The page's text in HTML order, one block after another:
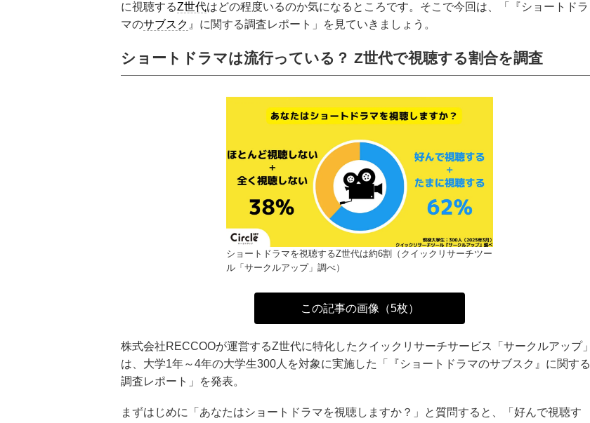
に視聴するZ世代はどの程度いるのか気になるところです。そこで今回は、「『ショートドラ
マのサブスク 』に関する調査レポート」を見ていきましょう。
ショートドラマは流行っている？ Z世代で視聴する割合を調査
ショートドラマを視聴するZ世代は約6割（クイックリサーチツー
ル「サークルアップ」調べ）
この記事の画像（5枚）
株式会社RECCOOが運営するZ世代に特化したクイックリサーチサービス「サークルアップ」
は、大学1年～4年の大学生300人を対象に実施した「『ショートドラマのサブスク』に関する
調査レポート」を発表。
まずはじめに「あなたはショートドラマを視聴しますか？」と質問すると、「好んで視聴す